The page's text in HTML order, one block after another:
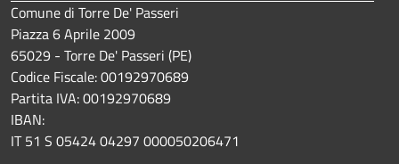
Comune di Torre De' Passeri
Piazza 6 Aprile 2009
65029 - Torre De' Passeri (PE)
Codice Fiscale: 00192970689
Partita IVA: 00192970689
IBAN:
IT 51 S 05424 04297 000050206471